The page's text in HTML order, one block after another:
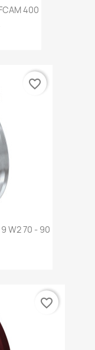
400
W2 70 - 90
favorite_border
favorite_border